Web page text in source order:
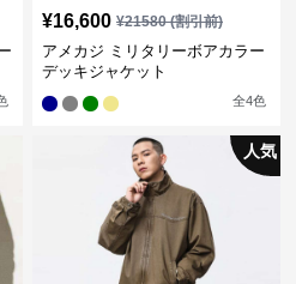
¥16,600 ¥21580(割引前)
アメカジ ミリタリーボアカラー
デッキジャケット
全4色
人気